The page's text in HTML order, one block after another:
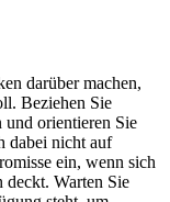
darüber machen,
Beziehen Sie
orientieren Sie
dabei nicht auf
ein, wenn sich
deckt. Warten Sie